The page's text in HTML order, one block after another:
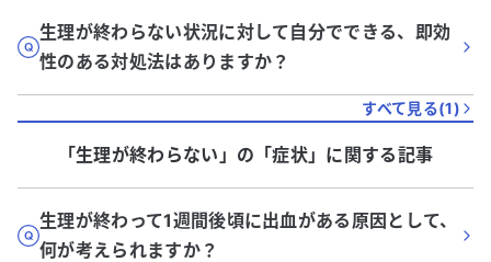
生理が終わらない状況に対して自分でできる、即効
性のある対処法はありますか？
すべて見る(1)
「生理が終わらない」 の「症状」に関する記事
生理が終わって1週間後頃に出血がある原因として、
何が考えられますか？